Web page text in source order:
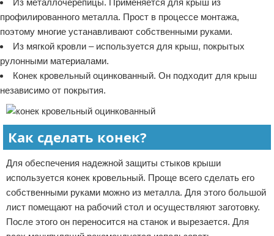
Из металлочерепицы. Применяется для крыш из
профилированного металла. Прост в процессе монтажа,
поэтому многие устанавливают собственными руками.
Из мягкой кровли – используется для крыш, покрытых
рулонными материалами.
Конек кровельный оцинкованный. Он подходит для крыш
независимо от покрытия.
Как сделать конек?
Для обеспечения надежной защиты стыков крыши
используется конек кровельный. Проще всего сделать его
собственными руками можно из металла. Для этого большой
лист помещают на рабочий стол и осуществляют заготовку.
После этого он переносится на станок и вырезается. Для